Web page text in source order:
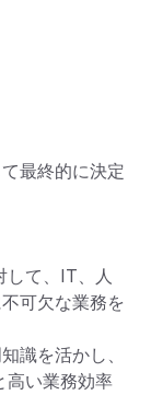
最終的に決定
して、IT、人
可欠な業務を
識を活かし、
高い業務効率